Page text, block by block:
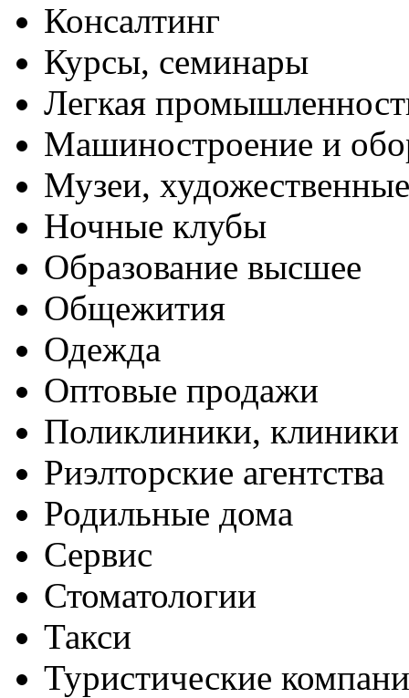
Консалтинг
Курсы, семинары
Легкая
Машиностроение и
Музеи,
Ночные клубы
Образование высшее
Общежития
Одежда
Оптовые продажи
Поликлиники, клиники
Риэлторские агентства
Родильные дома
Сервис
Стоматологии
Такси
Туристические